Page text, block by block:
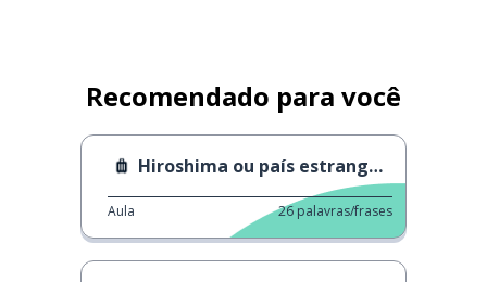
Recomendado para você
Hiroshima ou país estrangeiro?
Aula 26 palavras/frases